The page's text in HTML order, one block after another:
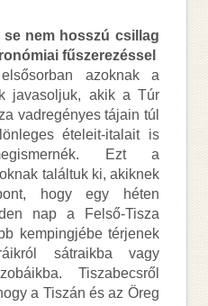
se nem hosszú csillag
fűszerezéssel
elsősorban azoknak a
javasoljuk, akik a Túr
vadregényes tájain túl
ételeit-italait is
Ezt a
találtuk ki, akiknek
hogy egy héten
nap a Felső-Tisza
kempingjébe térjenek
sátraikba vagy
Tiszabecsről
a Tiszán és az Öreg